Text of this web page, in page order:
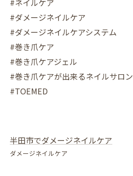
#ネイルケア
#ダメージネイルケア
#ダメージネイルケアシステム
#巻き爪ケア
#巻き爪ケアジェル
#巻き爪ケアが出来るネイルサロン
#TOEMED
半田市でダメージネイルケア
ダメージネイルケア